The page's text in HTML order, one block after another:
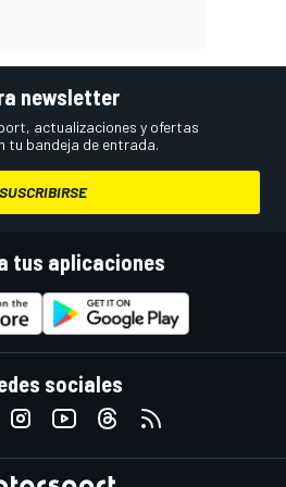
newsletter
actualizaciones y ofertas
tu bandeja de entrada.
SUSCRIBIRSE
tus aplicaciones
sociales